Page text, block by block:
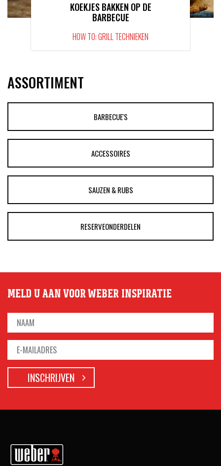
KOEKJES BAKKEN OP DE
BARBECUE
HOW TO: GRILL TECHNIEKEN
ASSORTIMENT
BARBECUE'S
ACCESSOIRES
SAUZEN & RUBS
RESERVEONDERDELEN
MELD U AAN VOOR WEBER INSPIRATIE